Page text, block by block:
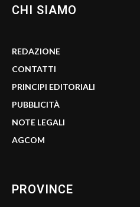
CHI SIAMO
REDAZIONE
CONTATTI
PRINCIPI EDITORIALI
PUBBLICITÀ
NOTE LEGALI
AGCOM
PROVINCE